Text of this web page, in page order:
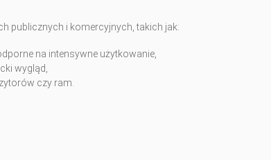
publicznych i komercyjnych, takich jak:
na intensywne użytkowanie,
wygląd,
czy ram.